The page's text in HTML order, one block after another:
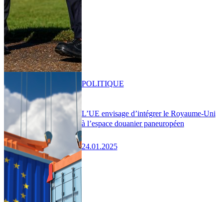
L’UE envisage d’intégrer le Royaume-Uni
à l’espace douanier paneuropéen
24.01.2025
POLITIQUE